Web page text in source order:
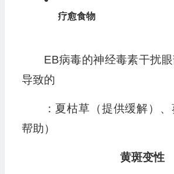
疗愈食物
EB病毒的神经毒素干扰
导致的
：夏枯草（提供缓解）
帮助）
黄斑变性